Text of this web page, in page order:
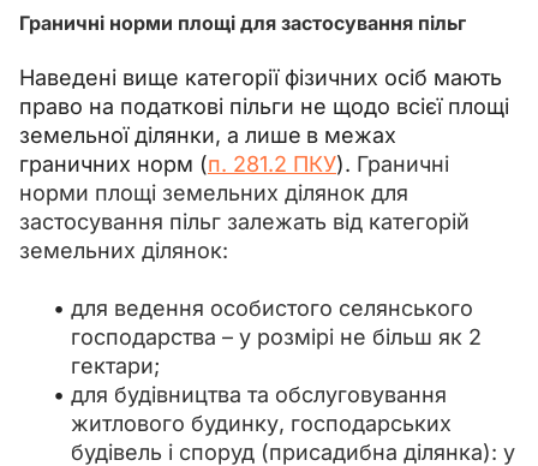
Граничні норми площі для застосування пільг
Наведені вище категорії фізичних осіб мають
право на податкові пільги не щодо всієї площі
земельної ділянки, а лише в межах
граничних норм (п. 281.2 ПКУ). Граничні
норми площі земельних ділянок для
застосування пільг залежать від категорій
земельних ділянок:
для ведення особистого селянського
господарства – у розмірі не більш як 2
гектари;
для будівництва та обслуговування
житлового будинку, господарських
будівель і споруд (присадибна ділянка): у